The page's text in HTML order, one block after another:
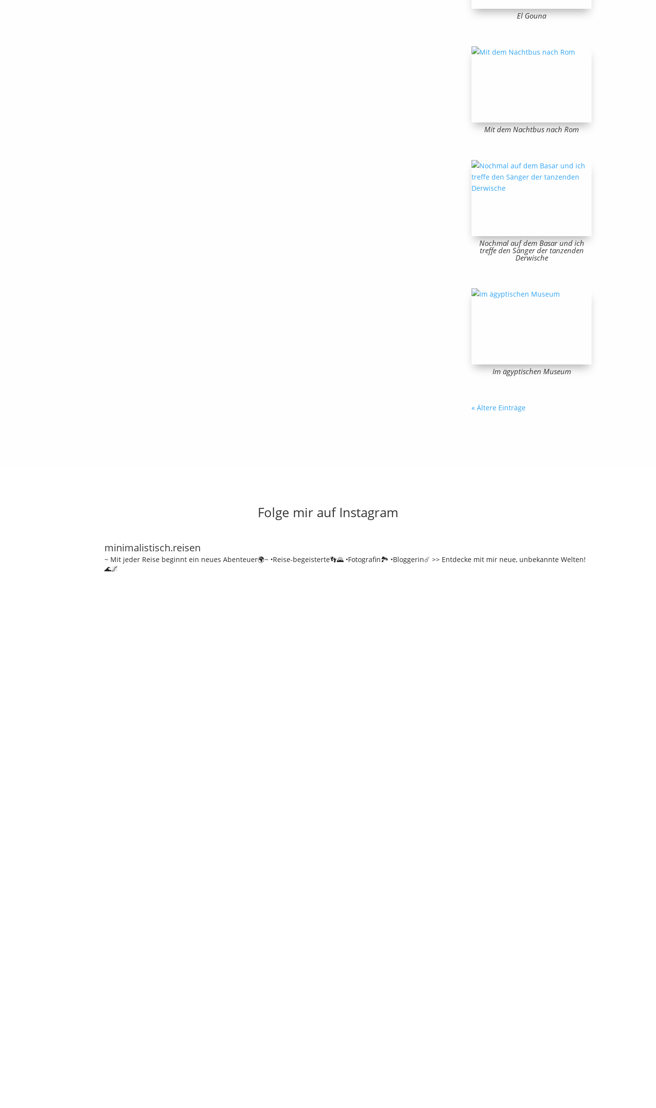
El Gouna
Mit dem Nachtbus nach Rom
Nochmal auf dem Basar und ich
treffe den Sänger der tanzenden
Derwische
Im ägyptischen Museum
« Ältere Einträge
Folge mir auf Instagram
minimalistisch.reisen
~ Mit jeder Reise beginnt ein neues Abenteuer🌍~ •Reise-begeisterte👣🌄 •Fotografin🏞️ •Bloggerin☄️ >> Entdecke mit mir neue, unbekannte Welten!
🌊🌌